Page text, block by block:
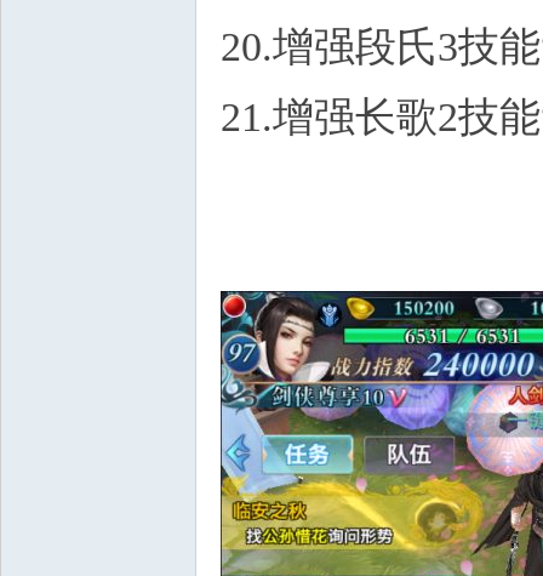
20.增强段氏3技
21.增强长歌2技